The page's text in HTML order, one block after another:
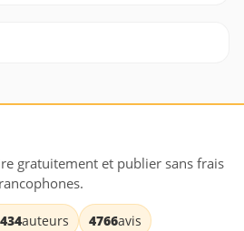
gratuitement et publier sans frais
auteurs 4766avis